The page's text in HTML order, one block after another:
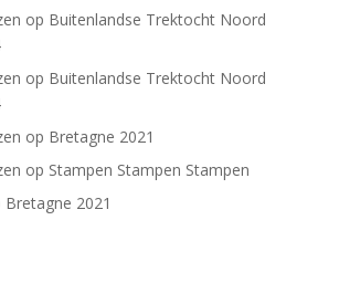
op Buitenlandse Trektocht Noord
op Buitenlandse Trektocht Noord
op Bretagne 2021
op Stampen Stampen Stampen
Bretagne 2021